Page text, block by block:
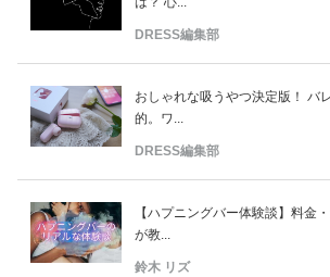
DRESS編集部
おしゃれな吸うやつ決定版！ バ
的。ワ...
DRESS編集部
【ハプニングバー体験談】料金
が教...
鈴木 リズ